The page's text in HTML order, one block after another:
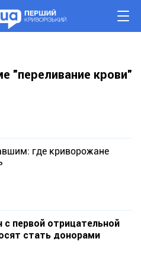
"переливание крови"
где криворожане
с первой отрицательной
стать донорами